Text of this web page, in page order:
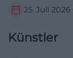
25. Juli 2026
Künstler